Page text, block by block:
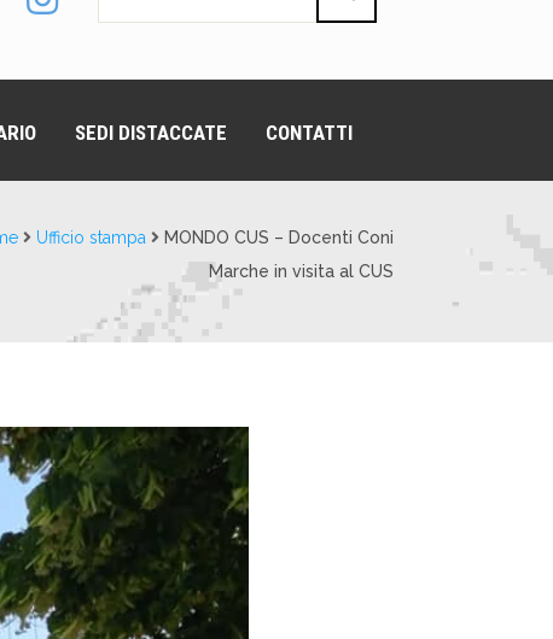
SEDI DISTACCATE CONTATTI
Ufficio stampa
MONDO CUS – Docenti Coni
Marche in visita al CUS